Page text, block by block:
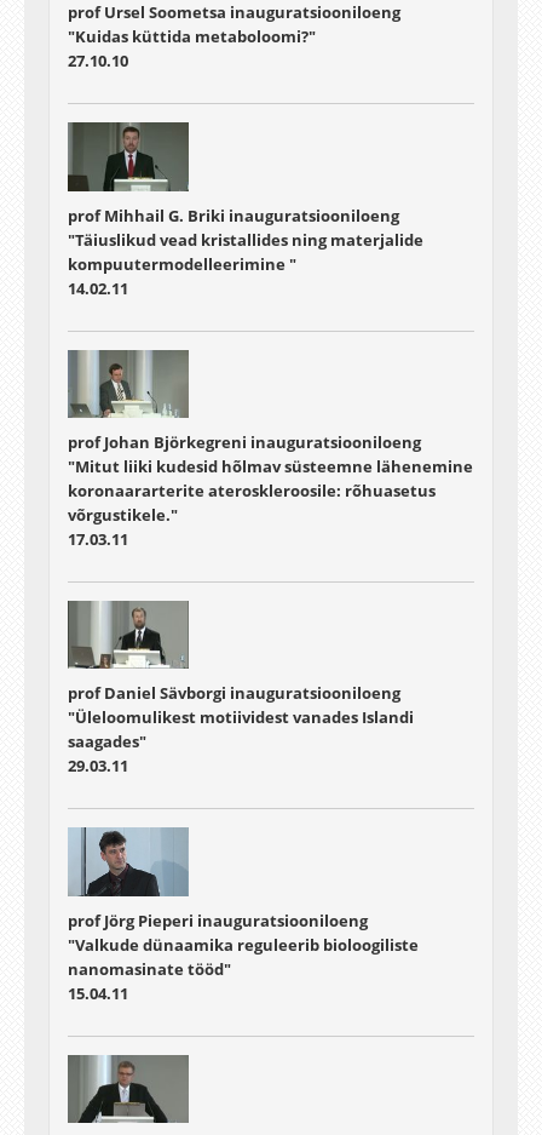
prof Ursel Soometsa inauguratsiooniloeng
"Kuidas küttida metaboloomi?"
27.10.10
prof Mihhail G. Briki inauguratsiooniloeng
"Täiuslikud vead kristallides ning materjalide
kompuutermodelleerimine "
14.02.11
prof Johan Björkegreni inauguratsiooniloeng
"Mitut liiki kudesid hõlmav süsteemne lähenemine
koronaararterite ateroskleroosile: rõhuasetus
võrgustikele."
17.03.11
prof Daniel Sävborgi inauguratsiooniloeng
"Üleloomulikest motiividest vanades Islandi
saagades"
29.03.11
prof Jörg Pieperi inauguratsiooniloeng
"Valkude dünaamika reguleerib bioloogiliste
nanomasinate tööd"
15.04.11